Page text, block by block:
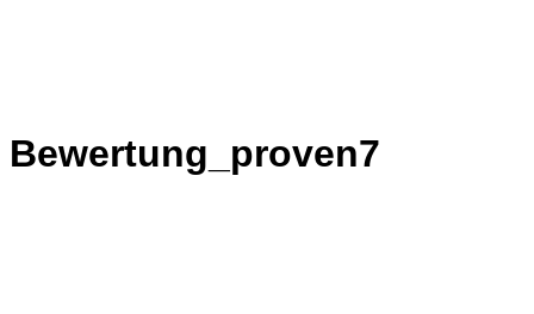
Bewertung_proven7